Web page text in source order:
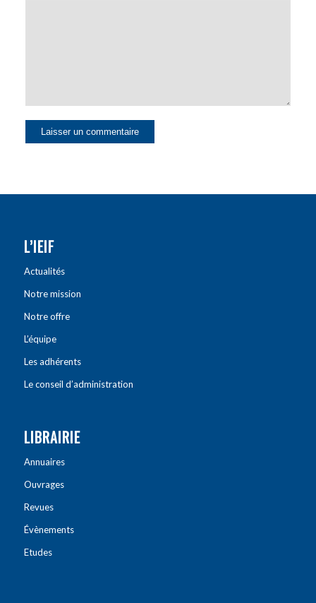
L’IEIF
Actualités
Notre mission
Notre offre
L’équipe
Les adhérents
Le conseil d’administration
LIBRAIRIE
Annuaires
Ouvrages
Revues
Évènements
Etudes